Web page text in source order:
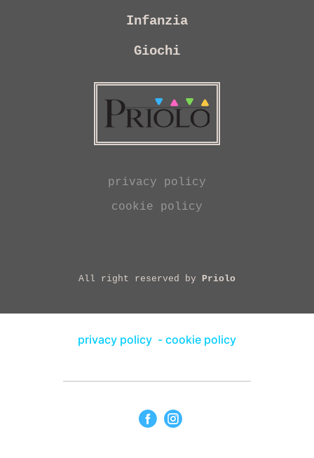
Infanzia
Giochi
privacy policy
cookie policy
All right reserved by Priolo
privacy policy - cookie policy